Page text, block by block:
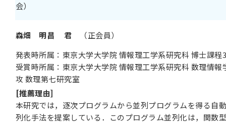
会）
森畑 明昌 君 （正会員）
発表時所属：東京大学大学院 情報理工学系研究科 博士課程
受賞時所属：東京大学大学院 情報理工学系研究科 数理情報
攻 数理第七研究室
[推薦理由]
本研究では，逐次プログラムから並列プログラムを得る自
列化手法を提案している．このプログラム並列化は，関数